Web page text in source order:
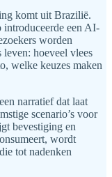
komt uit Brazilië.
een AI-
worden
hoeveel vlees
welke keuzes maken
narratief dat laat
scenario’s voor
bevestiging en
wordt
tot nadenken